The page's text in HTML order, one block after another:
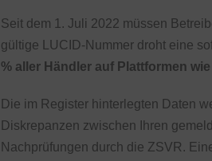
Seit dem 1. Juli 2022 müssen
gültige LUCID-Nummer droht eine
% aller Händler auf Plattformen
Die im Register hinterlegten Daten
Diskrepanzen zwischen Ihren
Nachprüfungen durch die ZSVR.